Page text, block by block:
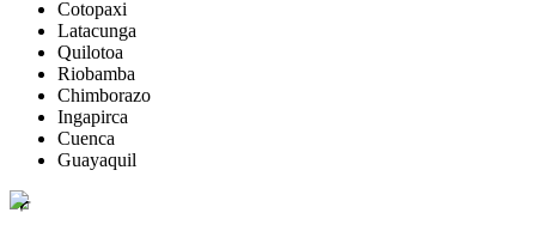
Cotopaxi
Latacunga
Quilotoa
Riobamba
Chimborazo
Ingapirca
Cuenca
Guayaquil